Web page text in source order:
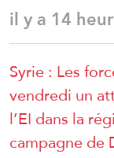
il y a 14
Syrie : Les
vendredi un
l’EI dans la
campagne de